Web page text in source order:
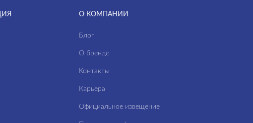
О КОМПАНИИ
Блог
О бренде
Контакты
Карьера
Официальное извещение